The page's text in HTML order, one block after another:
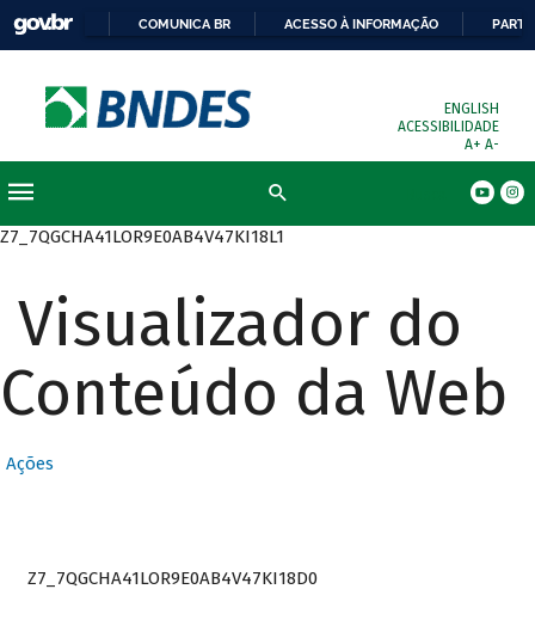
COMUNICA BR ACESSO À INFORMAÇÃO
ENGLISH
ACESSIBILIDADE
A+ A-
Z7_7QGCHA41LOR9E0AB4V47KI18L1
Visualizador do
Conteúdo da Web
Ações
Z7_7QGCHA41LOR9E0AB4V47KI18D0